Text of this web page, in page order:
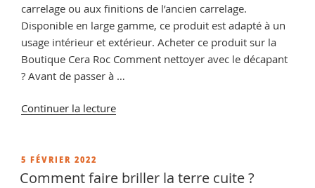
carrelage ou aux finitions de l’ancien carrelage.
Disponible en large gamme, ce produit est adapté à un
usage intérieur et extérieur. Acheter ce produit sur la
Boutique Cera Roc Comment nettoyer avec le décapant
? Avant de passer à …
Continuer la lecturede
la
PUBLIÉ
LE
5 FÉVRIER 2022
Comment faire briller la terre cuite ?